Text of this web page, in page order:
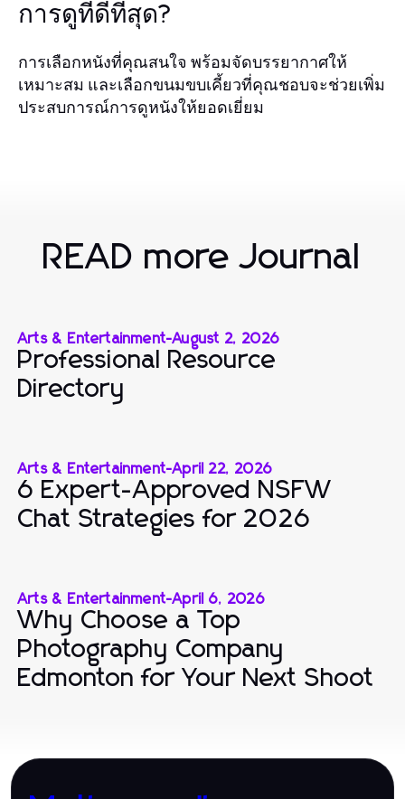
การดูที่ดีที่สุด?
การเลือกหนังที่คุณสนใจ พร้อมจัดบรรยากาศให้
เหมาะสม และเลือกขนมขบเคี้ยวที่คุณชอบจะช่วยเพิ่ม
ประสบการณ์การดูหนังให้ยอดเยี่ยม
READ more Journal
Arts & Entertainment-August 2, 2026
Professional Resource
Directory
Arts & Entertainment-April 22, 2026
6 Expert-Approved NSFW
Chat Strategies for 2026
Arts & Entertainment-April 6, 2026
Why Choose a Top
Photography Company
Edmonton for Your Next Shoot